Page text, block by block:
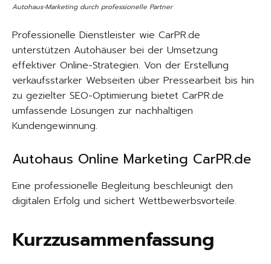
Autohaus-Marketing durch professionelle Partner
Professionelle Dienstleister wie CarPR.de
unterstützen Autohäuser bei der Umsetzung
effektiver Online-Strategien. Von der Erstellung
verkaufsstarker Webseiten über Pressearbeit bis hin
zu gezielter SEO-Optimierung bietet CarPR.de
umfassende Lösungen zur nachhaltigen
Kundengewinnung.
Autohaus Online Marketing CarPR.de
Eine professionelle Begleitung beschleunigt den
digitalen Erfolg und sichert Wettbewerbsvorteile.
Kurzzusammenfassung